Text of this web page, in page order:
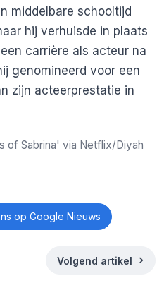
middelbare schooltijd
hij verhuisde in plaats
carrière als acteur na
genomineerd voor een
zijn acteerprestatie in
of Sabrina' via Netflix/Diyah
op Google Nieuws
Volgend artikel